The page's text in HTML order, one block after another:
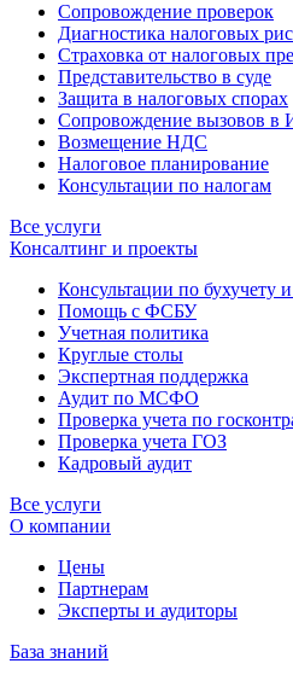
Сопровождение проверок
Диагностика налоговых
Страховка от налоговых
Представительство в суде
Защита в налоговых спорах
Сопровождение вызовов
Возмещение НДС
Налоговое планирование
Консультации по налогам
Все услуги
Консалтинг и проекты
Консультации по бухучету
Помощь с ФСБУ
Учетная политика
Круглые столы
Экспертная поддержка
Аудит по МСФО
Проверка учета по
Проверка учета ГОЗ
Кадровый аудит
Все услуги
О компании
Цены
Партнерам
Эксперты и аудиторы
База знаний